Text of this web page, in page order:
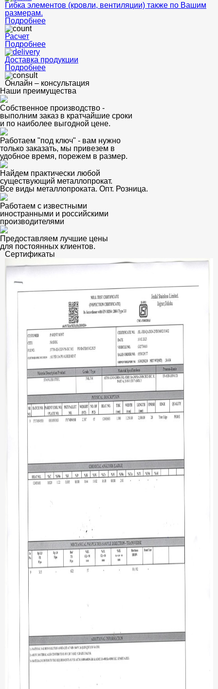
Гибка элементов (кровли, вентиляции) также по Вашим
размерам.
Подробнее
Расчет
Подробнее
Доставка продукции
Подробнее
Онлайн – консультация
Наши преимущества
Собственное производство -
выполним заказ в кратчайшие сроки
и по наиболее выгодной цене.
Работаем "под ключ" - вам нужно
только заказать, мы привезем в
удобное время, порежем в размер.
Найдем практически любой
существующий металлопрокат.
Все виды металлопроката. Опт. Розница.
Работаем с известными
иностранными и российскими
производителями
Предоставляем лучшие цены
для постоянных клиентов.
Сертификаты